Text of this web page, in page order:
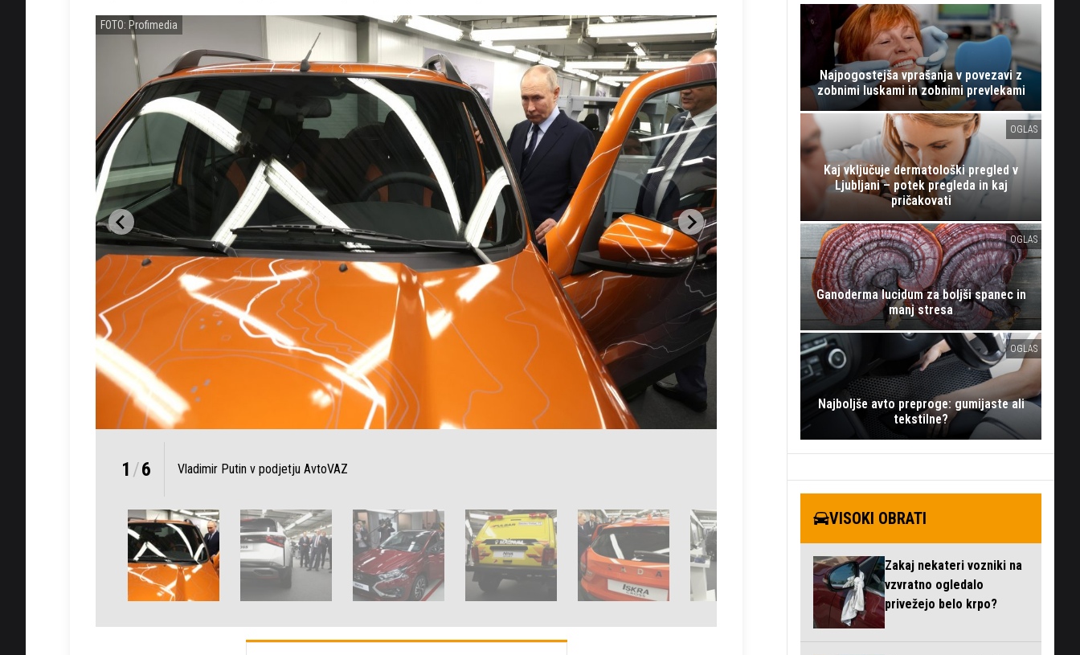
FOTO: Profimedia
1 /6 Vladimir Putin v podjetju AvtoVAZ
Najpogostejša vprašanja v povezavi z
zobnimi luskami in zobnimi prevlekami
OGLAS
Kaj vključuje dermatološki pregled v
Ljubljani – potek pregleda in kaj
pričakovati
OGLAS
Ganoderma lucidum za boljši spanec in
manj stresa
OGLAS
Najboljše avto preproge: gumijaste ali
tekstilne?
VISOKI OBRATI
Zakaj nekateri vozniki na
vzvratno ogledalo
privežejo belo krpo?